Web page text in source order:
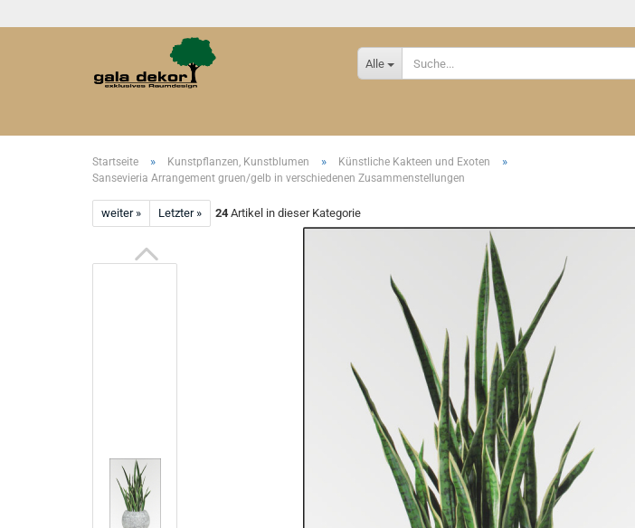
Alle
Startseite » Kunstpflanzen, Kunstblumen » Künstliche Kakteen und Exoten »
Sansevieria Arrangement gruen/gelb in verschiedenen Zusammenstellungen
weiter » Letzter » 24 Artikel in dieser Kategorie